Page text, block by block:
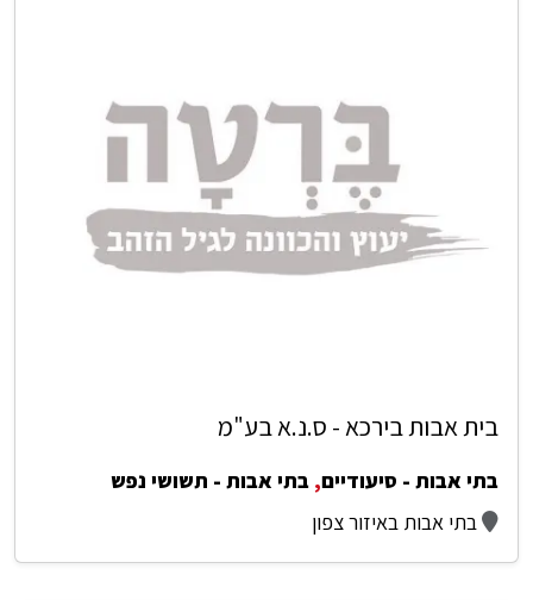
בית אבות בירכא - ס.נ.א בע"מ
בתי אבות - סיעודיים, בתי אבות - תשושי נפש
בתי אבות באיזור צפון